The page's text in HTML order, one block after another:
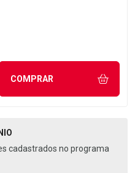
UMA UNIDADE
COMPRAR
cadastrados no programa